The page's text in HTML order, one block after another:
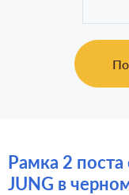
Рамка 2
JUNG в